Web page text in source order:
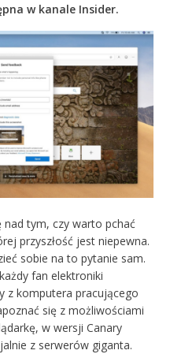
w kanale Insider.
nad tym, czy warto pchać
przyszłość jest niepewna.
sobie na to pytanie sam.
fan elektroniki
z komputera pracującego
się z możliwościami
w wersji Canary
z serwerów giganta.